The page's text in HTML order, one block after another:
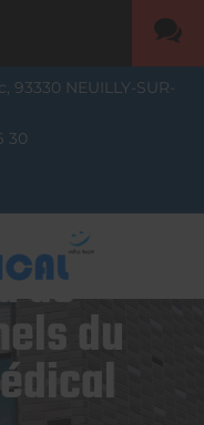
93330 NEUILLY-SUR-
30
de
du